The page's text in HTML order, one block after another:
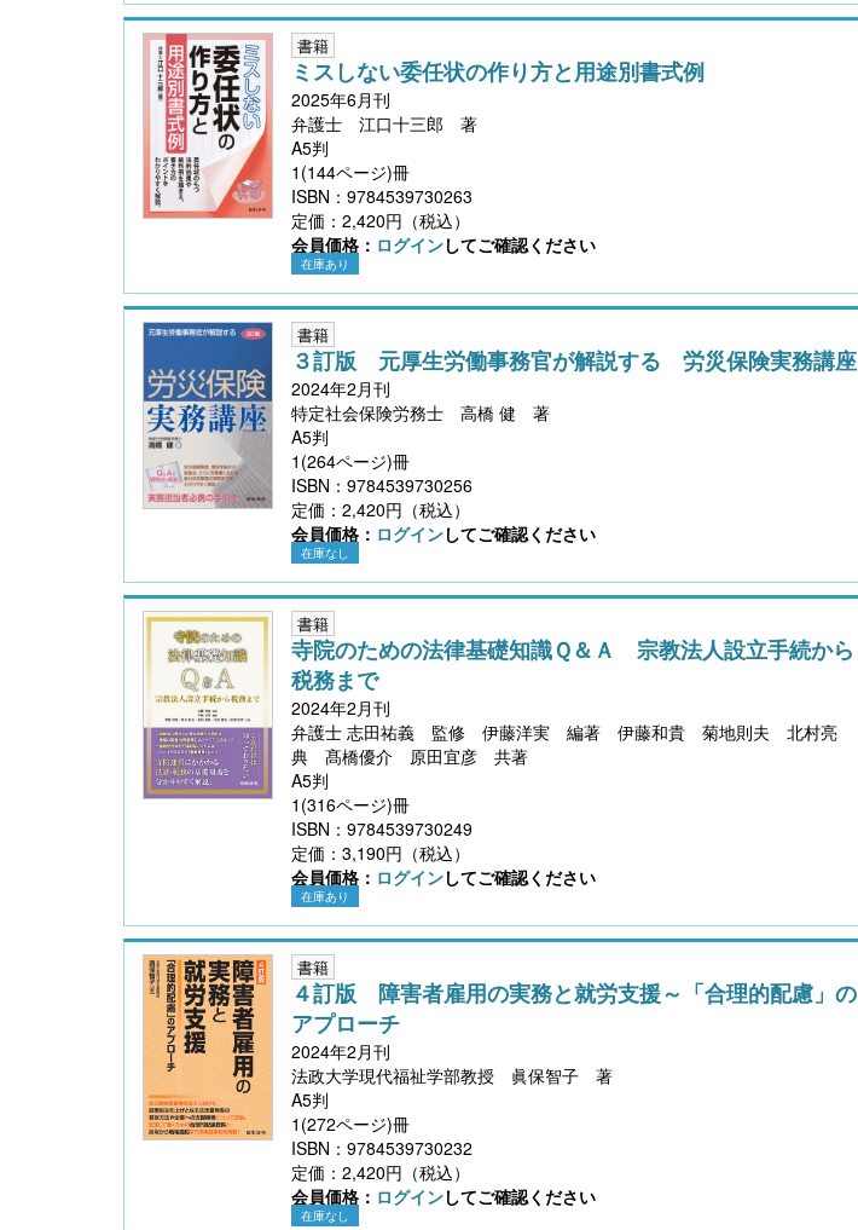
書籍
ミスしない委任状の作り方と用途別書式例
2025年6月刊
弁護士 江口十三郎 著
A5判
1(144ページ)冊
ISBN：9784539730263
定価：2,420円（税込）
会員価格： ログインしてご確認ください
在庫あり
書籍
３訂版 元厚生労働事務官が解説する 労災保険実務講座
2024年2月刊
特定社会保険労務士 高橋 健 著
A5判
1(264ページ)冊
ISBN：9784539730256
定価：2,420円（税込）
会員価格： ログインしてご確認ください
在庫なし
書籍
寺院のための法律基礎知識Ｑ＆Ａ 宗教法人設立手続から
税務まで
2024年2月刊
弁護士 志田祐義 監修 伊藤洋実 編著 伊藤和貴 菊地則夫 北村亮
典 髙橋優介 原田宜彦 共著
A5判
1(316ページ)冊
ISBN：9784539730249
定価：3,190円（税込）
会員価格： ログインしてご確認ください
在庫あり
書籍
４訂版 障害者雇用の実務と就労支援～「合理的配慮」の
アプローチ
2024年2月刊
法政大学現代福祉学部教授 眞保智子 著
A5判
1(272ページ)冊
ISBN：9784539730232
定価：2,420円（税込）
会員価格： ログインしてご確認ください
在庫なし